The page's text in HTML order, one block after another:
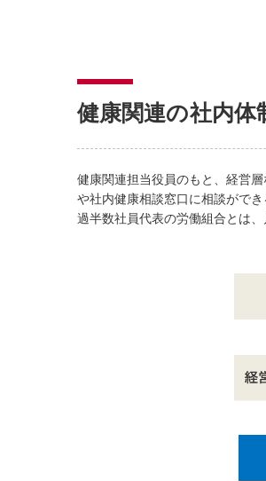
健康関連の社内体
健康関連担当役員のもと、経営
や社内健康相談窓口に相談ができ
過半数社員代表の労働組合とは